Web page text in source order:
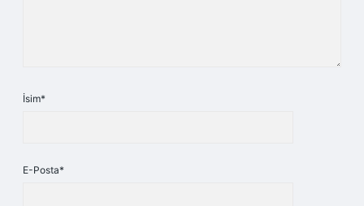
İsim*
E-Posta*